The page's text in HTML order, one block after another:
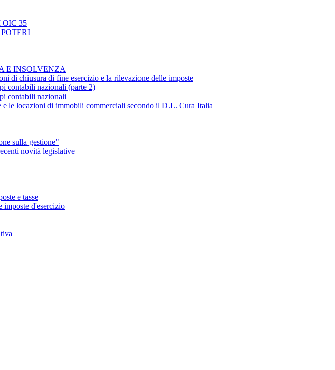
OIC 35
E INSOLVENZA
chiusura di fine esercizio e la rilevazione delle imposte
contabili nazionali (parte 2)
contabili nazionali
e le locazioni di immobili commerciali secondo il D.L. Cura Italia
sulla gestione"
novità legislative
e tasse
imposte d'esercizio